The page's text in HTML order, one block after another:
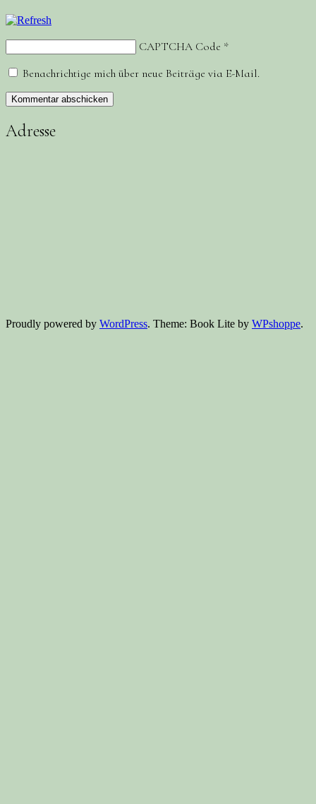
CAPTCHA Code *
Benachrichtige mich über neue Beiträge via E-Mail.
Adresse
Proudly powered by WordPress. Theme: Book Lite by WPshoppe.